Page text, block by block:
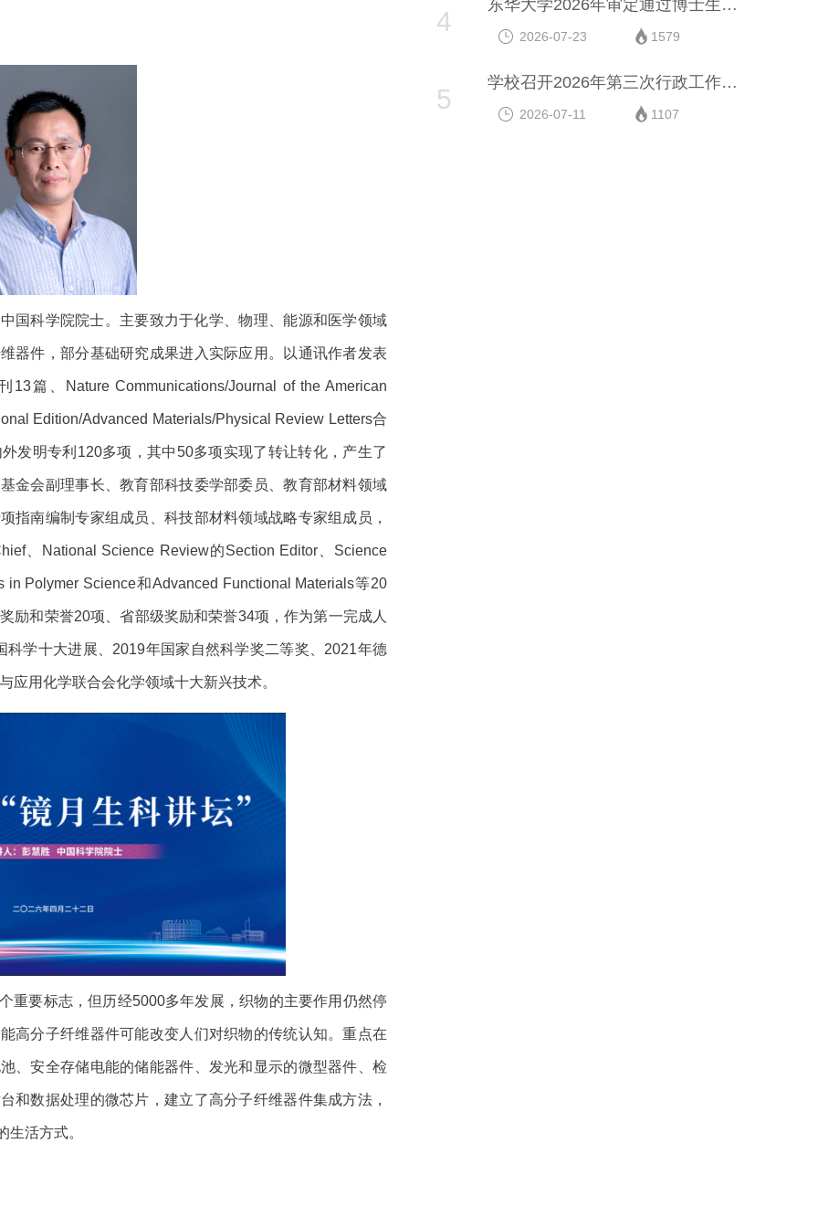
国科学院院士。主要致力于化学、物理、能源和医学领域
器件，部分基础研究成果进入实际应用。以通讯作者发表
篇、Nature Communications/Journal of the American
Edition/Advanced Materials/Physical Review Letters合
发明专利120多项，其中50多项实现了转让转化，产生了
金会副理事长、教育部科技委学部委员、教育部材料领域
指南编制专家组成员、科技部材料领域战略专家组成员，
、National Science Review的Section Editor、Science
Polymer Science和Advanced Functional Materials等20
励和荣誉20项、省部级奖励和荣誉34项，作为第一完成人
学十大进展、2019年国家自然科学奖二等奖、2021年德
应用化学联合会化学领域十大新兴技术。
重要标志，但历经5000多年发展，织物的主要作用仍然停
高分子纤维器件可能改变人们对织物的传统认知。重点在
、安全存储电能的储能器件、发光和显示的微型器件、检
和数据处理的微芯片，建立了高分子纤维器件集成方法，
活方式。